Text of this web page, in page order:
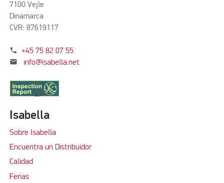
7100 Vejle
Dinamarca
CVR: 87619117
phone +45 75 82 07 55
mail info@isabella.net
Isabella
Sobre Isabella
Encuentra un Distribuidor
Calidad
Ferias